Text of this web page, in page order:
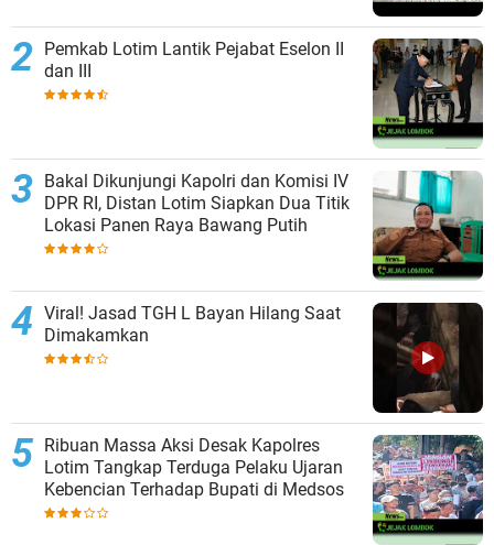
Pemkab Lotim Lantik Pejabat Eselon II
dan III
Bakal Dikunjungi Kapolri dan Komisi IV
DPR RI, Distan Lotim Siapkan Dua Titik
Lokasi Panen Raya Bawang Putih
Viral! Jasad TGH L Bayan Hilang Saat
Dimakamkan
Ribuan Massa Aksi Desak Kapolres
Lotim Tangkap Terduga Pelaku Ujaran
Kebencian Terhadap Bupati di Medsos